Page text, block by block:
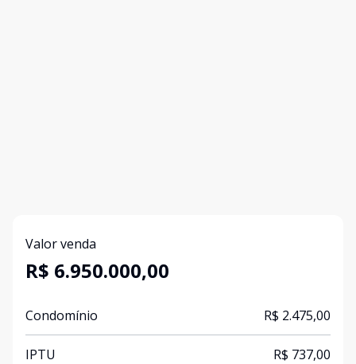
Valor venda
R$ 6.950.000,00
Condomínio R$ 2.475,00
IPTU R$ 737,00